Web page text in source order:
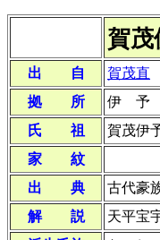
賀
出 自
賀茂直
拠 所
伊 予
氏 祖
賀茂伊
家 紋
出 典
古代豪
解 説
天平宝